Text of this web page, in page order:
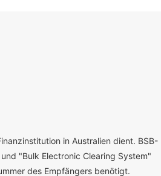
in Australien dient. BSB-
"Bulk Electronic Clearing System"
des Empfängers benötigt.